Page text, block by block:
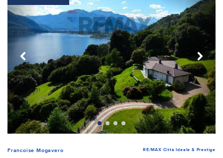
Francoise Mogavero RE/MAX Città Ideale & Prestige